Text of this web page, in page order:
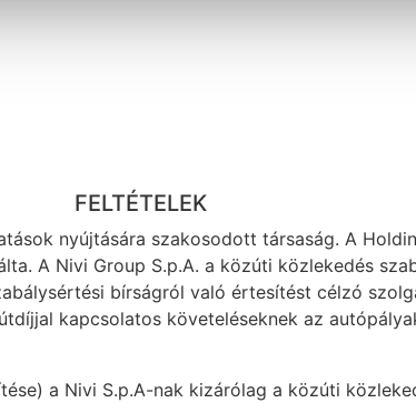
FELTÉTELEK
nyújtására szakosodott társaság. A
A Nivi Group S.p.A. a közúti közlekedés
bírságról való értesítést célzó
kapcsolatos követeléseknek az
a Nivi S.p.A-nak kizárólag a közúti